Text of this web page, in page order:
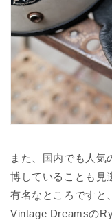
また、国内でも人気
博していることも見
有名なところですと
Vintage Dreamsの